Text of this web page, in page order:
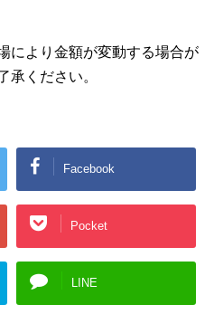
により金額が変動する場合が
承ください。
Facebook
Pocket
LINE